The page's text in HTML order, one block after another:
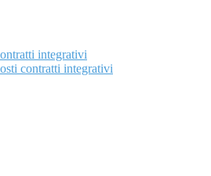
integrativi
contratti integrativi